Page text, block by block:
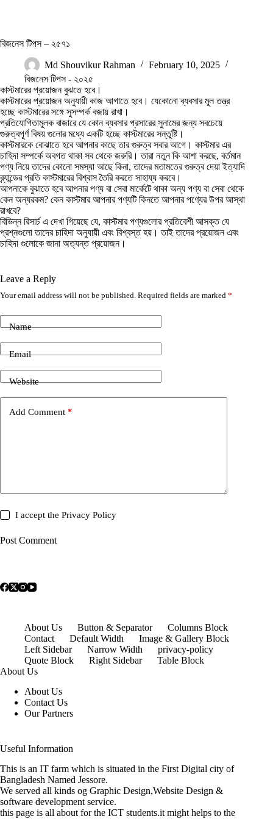
বিজনেস টিপস – ২৫৭১
Md Shouvikur Rahman
February 10, 2025
বিজনেস টিপস - ২০২৫
কাস্টমারের প্রয়োজন বুঝতে হবে।
কাস্টমারের প্রয়োজন অনুযায়ী কাজ আগাতে হবে। যেকোনো ব্যবসার মূল তন্ত্র
হচ্ছে কাস্টমারের সঙ্গে সুসম্পর্ক বজায় রাখা।
প্রতিযোগিতামূলক বাজারে যে কোন ব্যবসার প্রসারের সুনামের জন্য সবচেয়ে
গুরুত্বপূর্ণ বিষয় গুলোর মধ্যে একটি হচ্ছে কাস্টমারের সন্তুষ্টি।
কাস্টমারকে বোঝাতে হবে আপনার কাছে তার গুরুত্ব সবার আগে। কাস্টমার এর
চাহিদা সম্পর্কে অবগত থাকা সব থেকে জরুরি। তারা নতুন কি আশা করছে, বর্তমান
পণ্য নিয়ে তাদের কোনো সমস্যা আছে কিনা, তাদের মতামতের গুরুত্ব দেয়া ইত্যাদি
ব্র্যান্ডের প্রতি কাস্টমারের বিশ্বাস তৈরি করতে সাহায্য করবে।
আপনাকে বুঝাতে হবে আপনার পণ্য বা সেবা মার্কেটে থাকা অন্য পণ্য বা সেবা থেকে
কেন অন্যরকম? কেন কাস্টমার আপনার পণ্যটি কিনতে আপনার পণ্যের উপর আস্থা
রাখবে?
বিভিন্ন রিসার্চ এ দেখা গিয়েছে যে, কাস্টমার পণ্যগুলোর প্রতিবেশী আসক্ত যে
প্রশ্নগুলো তাদের চাহিদা অনুযায়ী এবং বিশ্বস্ত হয়। তাই তাদের প্রয়োজন এবং
চাহিদা গুলোকে জানা অত্যন্ত প্রয়োজন।
Leave a Reply
Your email address will not be published. Required fields are marked *
Name
Email
Website
Add Comment *
I accept thePrivacy Policy
Post Comment
About Us Button & Separator
Columns Block
Contact
Default Width
Image & Gallery Block
Left Sidebar
Narrow Width
privacy-policy
Quote Block
Right Sidebar
Table Block
About Us
About Us
Contact Us
Our Partners
Useful Information
This is an IT farm which is situated in the First Digital city of
Bangladesh Named Jessore.
We served all kinds og Graphic Design,Website Design &
software development service.
this page is all about for the ICT students.it might helps to the